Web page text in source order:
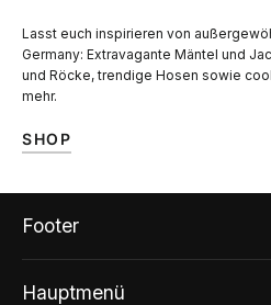
Lasst euch inspirieren von
Germany: Extravagante Mäntel und
und Röcke, trendige Hosen sowie
mehr.
SHOP
Footer
Hauptmenü